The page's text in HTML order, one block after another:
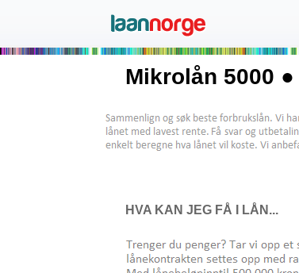
Mikrolån 5000 ●
HVA KAN JEG FÅ I LÅN...